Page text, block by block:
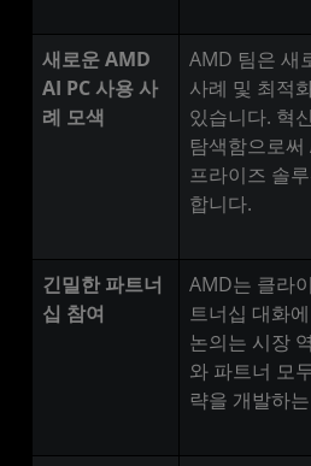
새로운 AMD
AI PC 사용 사
례 모색
AMD 팀은 새
사례 및 최적
있습니다. 혁
탐색함으로써
프라이즈 솔
합니다.
긴밀한 파트너
십 참여
AMD는 클라
트너십 대화
논의는 시장
와 파트너 모
략을 개발하